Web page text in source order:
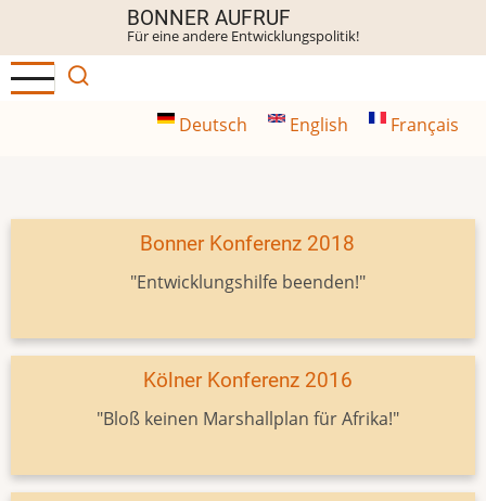
Inhalt
BONNER AUFRUF
Für eine andere Entwicklungspolitik!
Deutsch English Français
Bonner Konferenz 2018
"Entwicklungshilfe beenden!"
Kölner Konferenz 2016
"Bloß keinen Marshallplan für Afrika!"